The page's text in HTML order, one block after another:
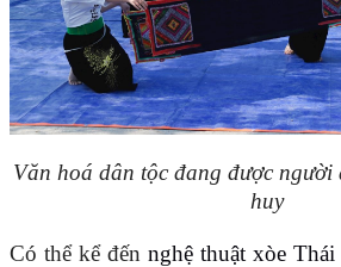
Văn hoá dân tộc đang được
huy
Có thể kể đến nghệ thuật xòe